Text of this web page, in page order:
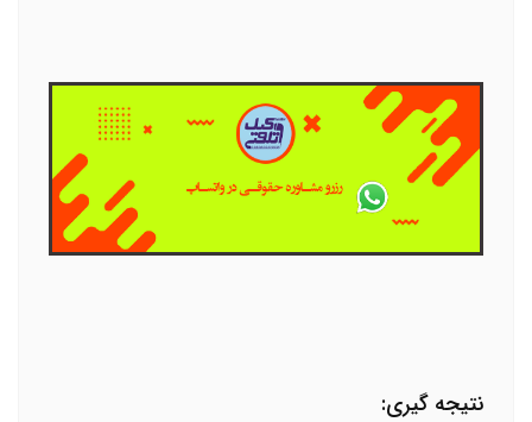
نتیجه گیری: